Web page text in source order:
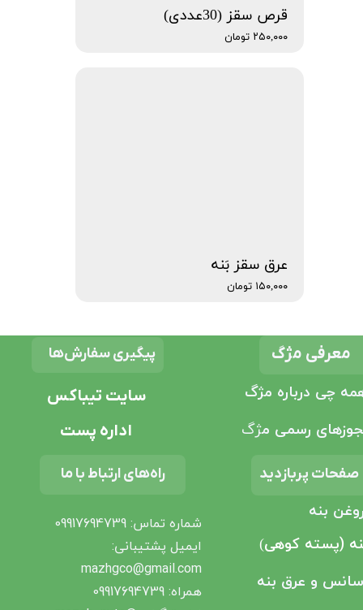
قرص سقز (30عددی)
۲۵۰,۰۰۰ تومان
عرق سقز بَنه
۱۵۰,۰۰۰ تومان
راه‌های ارتباط با ما
شماره تماس: 09917694739
ایمیل پشتیبانی‌:
mazhgco@gmail.com
همراه: 09917694739
پیگیری سفارش‌ها
سایت تیباکس
اداره پست
صفحات پربازدید
بنه
(پسته کوهی)
و عرق بنه
معرفی مژگ
چی درباره مژگ
رسمی مژگ